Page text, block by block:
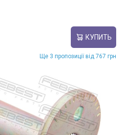
КУПИТЬ
Ще 3 пропозиції від 767 грн